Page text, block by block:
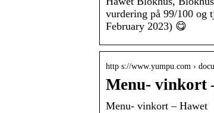
vurdering på 99/100 og
February 2023) 😋
http s://www.yumpu.com ›
Menu- vinkort
Menu- vinkort – Hawet